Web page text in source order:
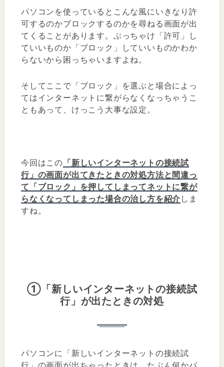
パソコンを使っているとこんな風にいきなり許
可するのかブロックするのかを尋ねる画面が出
てくることがあります。ぶっちゃけ「許可」し
ていいものか「ブロック」していいものかわか
らないから困っちゃいますよね。
そしてここで「ブロック」を選ぶと場合によっ
てはインターネットに繋がらなくなっちゃうこ
ともあって、けっこう大事な設定。
今回はこの 「新しいインターネットの接続試
行」の画面が出てきたときの対処方法と間違っ
て「ブロック」を押してしまってネットに繋が
らなくなってしまった場合の治し方を紹介 しま
すね。
①「新しいインターネットの接続試
行」が出たときの対処
パソコンに「新しいインターネットの接続試
行」の画面が出ちゃったときは、たぶん何かパ